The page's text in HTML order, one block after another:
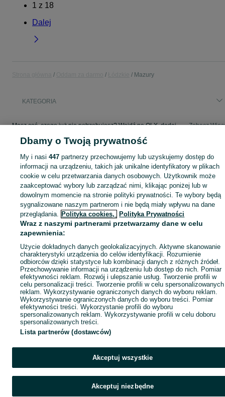
1 z 18
Dalej
Mazury
KATEGORIA
Masz coś, czego już nie potrzebujesz? Wejdź na OLX, dodaj ofertę w kategorii Oddam za darmo i oddaj swój przedmiot za darmo! - Mazury i okolice! Zobacz
Mapa miejscowości
Mapa ministron
Popularne wyszukiwania
Dbamy o Twoją prywatność
My i nasi447 partnerzy przechowujemy lub uzyskujemy dostęp do
informacji na urządzeniu, takich jak unikalne identyfikatory w plikach
cookie w celu przetwarzania danych osobowych. Użytkownik może
zaakceptować wybory lub zarządzać nimi, klikając poniżej lub w
dowolnym momencie na stronie polityki prywatności. Te wybory będą
sygnalizowane naszym partnerom i nie będą miały wpływu na dane
przeglądania. Polityka cookies, Polityka Prywatności
Wraz z naszymi partnerami przetwarzamy dane w celu
zapewnienia:
Użycie dokładnych danych geolokalizacyjnych. Aktywne skanowanie
charakterystyki urządzenia do celów identyfikacji. Rozumienie
odbiorców dzięki statystyce lub kombinacji danych z różnych źródeł.
Przechowywanie informacji na urządzeniu lub dostęp do nich. Pomiar
efektywności reklam. Rozwój i ulepszanie usług. Tworzenie profili w
celu personalizacji treści. Tworzenie profili w celu spersonalizowanych
reklam. Wykorzystywanie ograniczonych danych do wyboru reklam.
Wykorzystywanie ograniczonych danych do wyboru treści. Pomiar
efektywności treści. Wykorzystanie profili do wyboru
spersonalizowanych reklam. Wykorzystywanie profili w celu doboru
spersonalizowanych treści.
Lista partnerów (dostawców)
Akceptuj wszystkie
Akceptuj niezbędne